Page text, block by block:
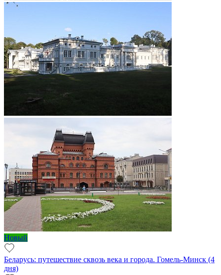
Новый
Беларусь: путешествие сквозь века и города. Гомель-Минск (4
дня)